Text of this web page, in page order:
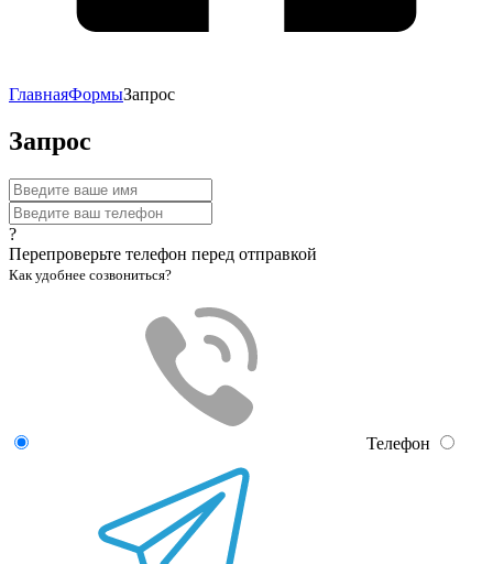
ГлавнаяФормыЗапрос
Запрос
?
Перепроверьте телефон перед отправкой
Как удобнее созвониться?
Телефон